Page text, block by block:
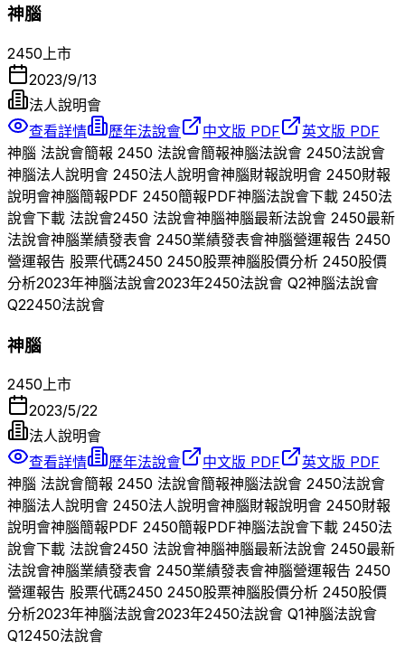
神腦
2450 上市
2023/9/13
法人說明會
查看詳情
歷年法說會 中文版 PDF
英文版 PDF
神腦 法說會簡報 2450 法說會簡報神腦法說會 2450法說會
神腦法人說明會 2450法人說明會神腦財報說明會 2450財報
說明會神腦簡報PDF 2450簡報PDF神腦法說會下載 2450法
說會下載 法說會2450 法說會神腦神腦最新法說會 2450最新
法說會神腦業績發表會 2450業績發表會神腦營運報告 2450
營運報告 股票代碼2450 2450股票神腦股價分析 2450股價
分析2023年神腦法說會2023年2450法說會 Q2神腦法說會
Q22450法說會
神腦
2450上市
2023/5/22
法人說明會
查看詳情
歷年法說會 中文版 PDF
英文版 PDF
神腦 法說會簡報 2450 法說會簡報神腦法說會 2450法說會
神腦法人說明會 2450法人說明會神腦財報說明會 2450財報
說明會神腦簡報PDF 2450簡報PDF神腦法說會下載 2450法
說會下載 法說會2450 法說會神腦神腦最新法說會 2450最新
法說會神腦業績發表會 2450業績發表會神腦營運報告 2450
營運報告 股票代碼2450 2450股票神腦股價分析 2450股價
分析2023年神腦法說會2023年2450法說會 Q1神腦法說會
Q12450法說會